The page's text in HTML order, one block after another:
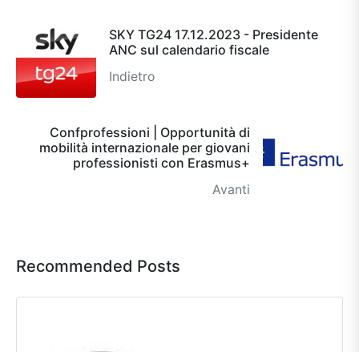
SKY TG24 17.12.2023 - Presidente
ANC sul calendario fiscale
Indietro
Confprofessioni | Opportunità di
mobilità internazionale per giovani
professionisti con Erasmus+
Avanti
Recommended Posts